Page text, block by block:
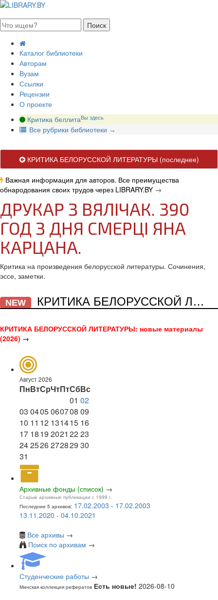
Каталог библиотеки
Авторам
Вузам
Ссылки
Рецензии
О проекте
Критика беллитаВы здесь
Все рубрики библиотеки →
КРИТИКА БЕЛОРУССКОЙ ЛИТЕРАТУРЫ(последнее)
Важная информация для авторов. Все преимущества
обнародования своих трудов через LIBRARY.BY →
ДРУКАР З ВЯЛІЧАК. 390
ГОД З ДНЯ СМЕРЦІ ЯНА
КАРЦАНА.
Критика на произведения белорусской литературы. Сочинения,
эссе, заметки.
NEW КРИТИКА БЕЛОРУССКОЙ ЛИТЕРАТУРЫ
КРИТИКА БЕЛОРУССКОЙ ЛИТЕРАТУРЫ: новые материалы
(2026) →
Август 2026
ПнВтСрЧтПтСбВс
01 02
03 0405060708 09
10 11 12 131415 16
17 1819 2021 2223
242526272829 30
31
Архивные фонды (список) →
Старые архивные публикации с 1999 г.
Последние 5 архивов: 17.02.2003 - 17.02.2003
13.11.2020 - 04.10.2021
Все архивы →
Поиск по архивам →
Студенческие работы →
Минская коллекция рефератов Есть новые! 2026-08-10